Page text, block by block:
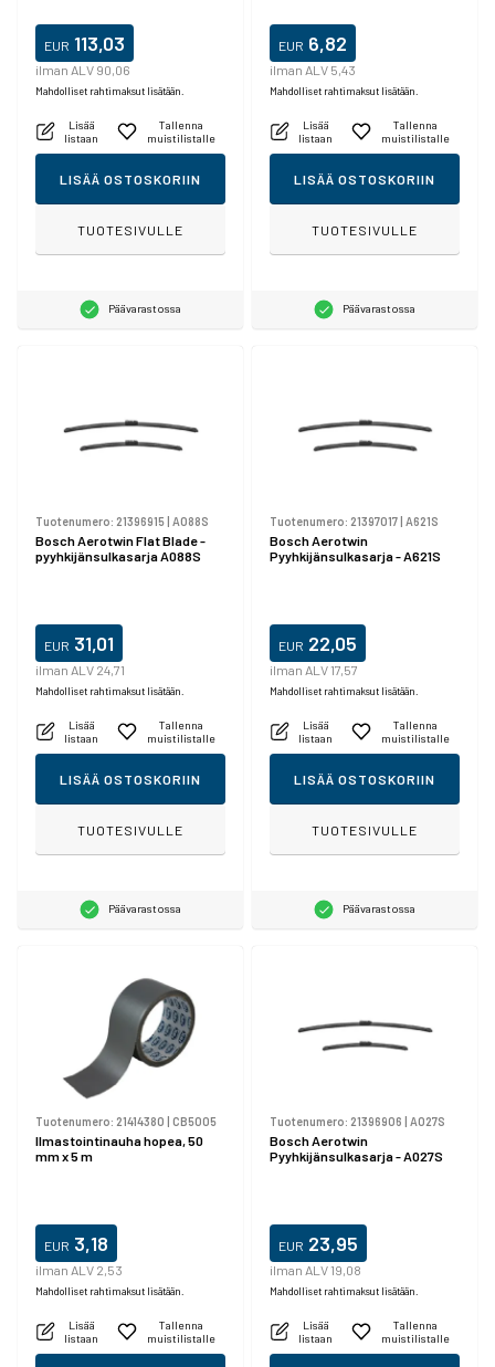
EUR 113,03
ilman ALV 90,06
Mahdolliset rahtimaksut lisätään.
Lisää
listaan
Tallenna
muistilistalle
LISÄÄ OSTOSKORIIN
TUOTESIVULLE
Päävarastossa
EUR 6,82
ilman ALV 5,43
Mahdolliset rahtimaksut lisätään.
Lisää
listaan
Tallenna
muistilistalle
LISÄÄ OSTOSKORIIN
TUOTESIVULLE
Päävarastossa
Tuotenumero: 21396915 A088S
Bosch Aerotwin Flat Blade -
pyyhkijänsulkasarja A088S
EUR 31,01
ilman ALV 24,71
Mahdolliset rahtimaksut lisätään.
Lisää
listaan
Tallenna
muistilistalle
LISÄÄ OSTOSKORIIN
TUOTESIVULLE
Päävarastossa
Tuotenumero: 21397017 A621S
Bosch Aerotwin
Pyyhkijänsulkasarja - A621S
EUR 22,05
ilman ALV 17,57
Mahdolliset rahtimaksut lisätään.
Lisää
listaan
Tallenna
muistilistalle
LISÄÄ OSTOSKORIIN
TUOTESIVULLE
Päävarastossa
Tuotenumero: 21414380 | CB5005
Ilmastointinauha hopea, 50
mm x 5 m
EUR 3,18
ilman ALV 2,53
Mahdolliset rahtimaksut lisätään.
Lisää
listaan
Tallenna
muistilistalle
Tuotenumero: 21396906 | A027S
Bosch Aerotwin
Pyyhkijänsulkasarja - A027S
EUR 23,95
ilman ALV 19,08
Mahdolliset rahtimaksut lisätään.
Lisää
listaan
Tallenna
muistilistalle